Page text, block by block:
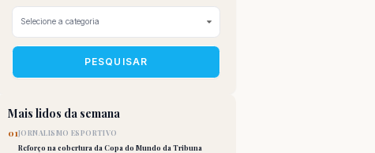
PESQUISAR
Mais lidos da semana
01JORNALISMO ESPORTIVO
Reforço na cobertura da Copa do Mundo da Tribuna